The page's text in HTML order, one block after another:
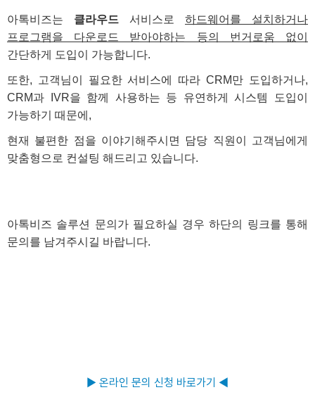
아톡비즈는 클라우드 서비스로 하드웨어를 설치하거나
프로그램을 다운로드 받아야하는 등의 번거로움 없이
간단하게 도입이 가능합니다.
또한, 고객님이 필요한 서비스에 따라 CRM만 도입하거나,
CRM과 IVR을 함께 사용하는 등 유연하게 시스템 도입이
가능하기 때문에,
현재 불편한 점을 이야기해주시면 담당 직원이 고객님에게
맞춤형으로 컨설팅 해드리고 있습니다.
아톡비즈 솔루션 문의가 필요하실 경우 하단의 링크를 통해
문의를 남겨주시길 바랍니다.
▶ 온라인 문의 신청 바로가기 ◀